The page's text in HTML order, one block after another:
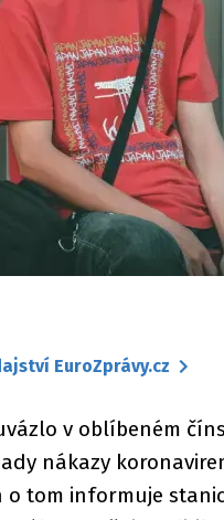
EuroZprávy.cz
v oblíbeném
nákazy
tom informuje